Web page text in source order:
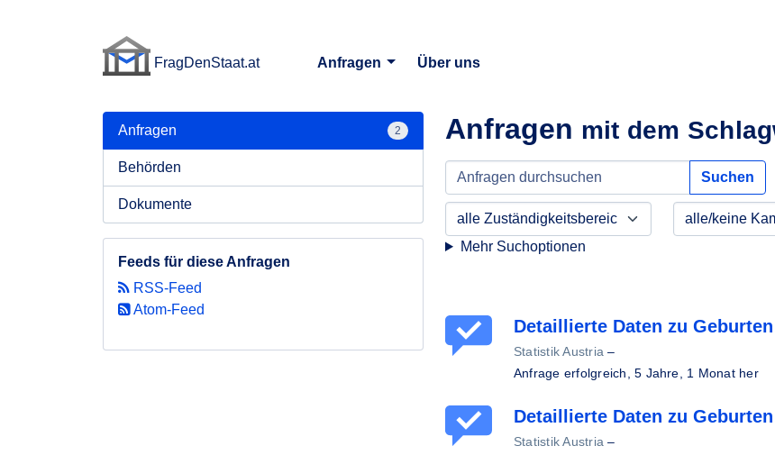
FragDenStaat.at
Anfragen
Über uns
Anfragen mit dem
Suchen
Mehr Suchoptionen
Detaillierte Daten zu
Statistik Austria –
Anfrage erfolgreich,5 Jahre, 1 Monat her
Detaillierte Daten zu
Statistik Austria –
Anfragen 2
Behörden
Dokumente
Feeds für diese Anfragen
RSS-Feed
Atom-Feed